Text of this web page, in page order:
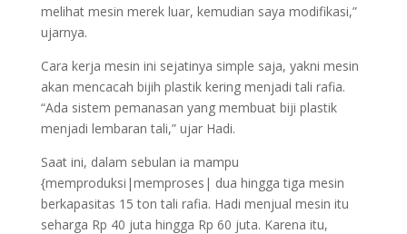
melihat mesin merek luar, kemudian saya modifikasi,”
ujarnya.
Cara kerja mesin ini sejatinya simple saja, yakni mesin
akan mencacah bijih plastik kering menjadi tali rafia.
“Ada sistem pemanasan yang membuat biji plastik
menjadi lembaran tali,” ujar Hadi.
Saat ini, dalam sebulan ia mampu
{memproduksi|memproses| dua hingga tiga mesin
berkapasitas 15 ton tali rafia. Hadi menjual mesin itu
seharga Rp 40 juta hingga Rp 60 juta. Karena itu,